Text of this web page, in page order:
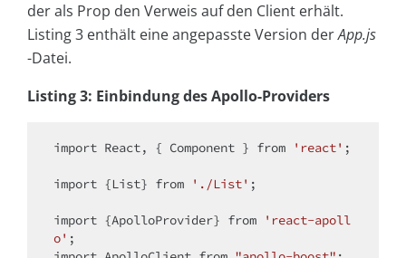
der als Prop den Verweis auf den Client erhält.
Listing 3 enthält eine angepasste Version derApp.js
-Datei.
Listing 3: Einbindung des Apollo-Providers
import React, { Component } from 'react' ;
import {List} from './List' ;
import {ApolloProvider} from
'react-apoll
o'